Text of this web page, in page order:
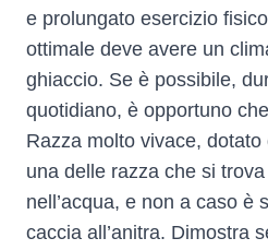
e prolungato esercizio
ottimale deve avere un
ghiaccio. Se è possibile,
quotidiano, è opportuno
Razza molto vivace,
una delle razza che si
nell’acqua, e non a caso è
caccia all’anitra. Dimostra